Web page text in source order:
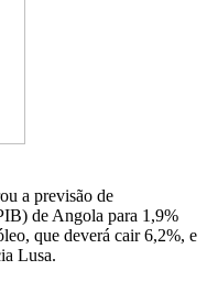
a previsão de
de Angola para 1,9%
que deverá cair 6,2%, e
Lusa.